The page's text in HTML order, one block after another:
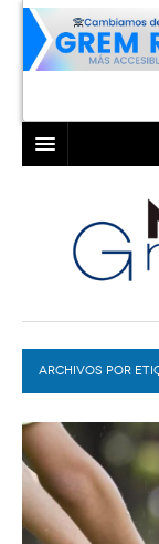
LAGUNA
TORREÓN
GÓMEZ
LERDO
COAHUILA
DURANGO
DEPORTES
EXA
EL
PC29
ACTUALIDADES
ARCHIVOS POR